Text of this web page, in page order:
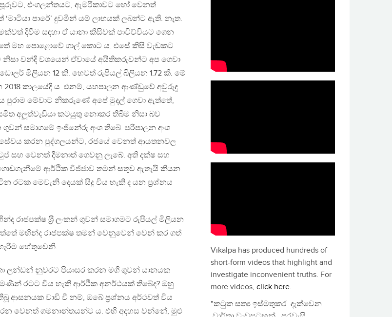
එංගලන්තයට, ඇමරිකාවට හෝ වෙනත්
පාරේ’ දුවමින් යම් ලාභයක් ලබන්ට ඇති. නැත.
දිවීම සඳහා ඒ යානා කිසිවක් පාවිච්චියට ගෙන
මහ පොළොවේ ගාල් කොට ය. එසේ කිසි වැඩකට
නිසා වන්දි වශයෙන් ඒවායේ අයිතිකරුවන්ට අප ගෙවා
මිලියන 12 කි. හෙවත් රුපියල් බිලියන 1.72 කි. මේ
කාලයේදී ය. එනම්, යහපාලන ආණ්ඩුවේ අවුරුදු
පුරාම මේවාට නිකරුණේ අපේ මුදල් ගෙවා ඇත්තේ,
අලූත්වැඩියා කටයුතු නොකර තිබීම නිසා බව
සමාගමේ ඉංජිනේරු අංශ තිබේ. පරිපාලන අංශ
සේවය කරන පුද්ගලයන්ට, රජයේ වෙනත් ආයතනවල
සහ වෙනත් දීමනාත් ගෙවනු ලැබේ. අති දක්ෂ සහ
ආර්ථික විජ්ජාව තමන් සතුව ඇතැයි කියන
රටක මෙවැනි දෙයක් සිදු විය හැකි ද යන ප‍්‍රශ්නය
රාජපක්ෂ ශ‍්‍රී ලංකන් ගුවන් සමාගමට රුපියල් මිලියන
මහින්ද රාජපක්ෂ තමන් වෙනුවෙන් වෙන් කර ගත්
හේතුවෙනි.
ලන්ඩන් නුවරට පියාසර කරන මගී ගුවන් යානයක
රටට විය හැකි ආර්ථික අනර්ථයක් තිබේද? ඔහු
ආසනයක වාඩි වී නම්, ඔබේ ප‍්‍රශ්නය අර්ථවත් විය
වෙනත් ගමනාන්තයන්ට ය. එහි අදහස වන්නේ, මුළු
Vikalpa has produced hundreds of
short-form videos that highlight and
investigate inconvenient truths. For
more videos, click here.
"කටුක සත්‍ය ඉස්මතුකර දැක්වෙන